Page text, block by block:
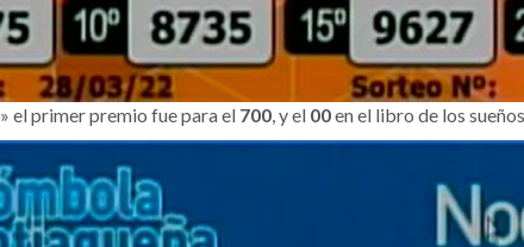
» el primer premio fue para el 700, y el 00en el libro de los